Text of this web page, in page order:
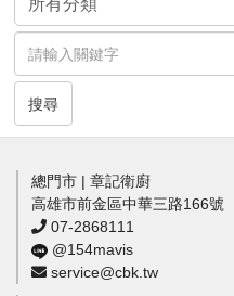
搜尋
總門市 | 章記衛廚
高雄市前金區中華三路166號
07-2868111
@154mavis
service@cbk.tw